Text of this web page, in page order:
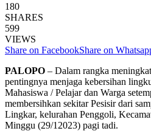
180
SHARES
599
VIEWS
Share on FacebookShare on
PALOPO – Dalam rangka
pentingnya menjaga kebersihan
Mahasiswa / Pelajar dan Warga
membersihkan sekitar Pesisir dari
Lingkar, kelurahan Penggoli,
Minggu (29/12023) pagi tadi.